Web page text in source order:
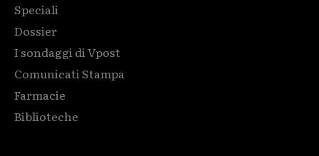
Speciali
Dossier
I sondaggi di Vpost
Comunicati Stampa
Farmacie
Biblioteche